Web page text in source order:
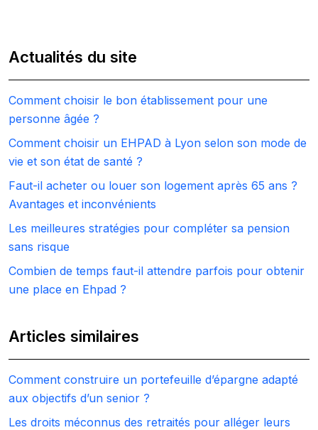
Actualités du site
Comment choisir le bon établissement pour une
personne âgée ?
Comment choisir un EHPAD à Lyon selon son mode de
vie et son état de santé ?
Faut-il acheter ou louer son logement après 65 ans ?
Avantages et inconvénients
Les meilleures stratégies pour compléter sa pension
sans risque
Combien de temps faut-il attendre parfois pour obtenir
une place en Ehpad ?
Articles similaires
Comment construire un portefeuille d’épargne adapté
aux objectifs d’un senior ?
Les droits méconnus des retraités pour alléger leurs